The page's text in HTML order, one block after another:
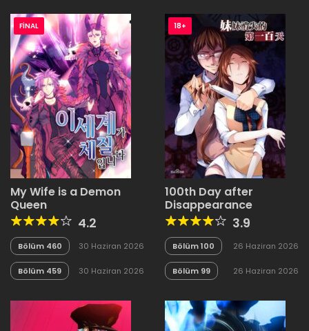
FINAL
My Wife is a Demon
Queen
4.2
Bölüm 460 30 Haziran 2026
Bölüm 459 30 Haziran 2026
18+
100th Day after
Disappearance
3.9
Bölüm 100 26 Haziran 2026
Bölüm 99 26 Haziran 2026